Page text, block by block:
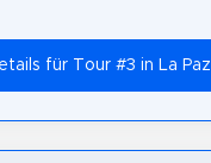
für Tour #3 in La Paz